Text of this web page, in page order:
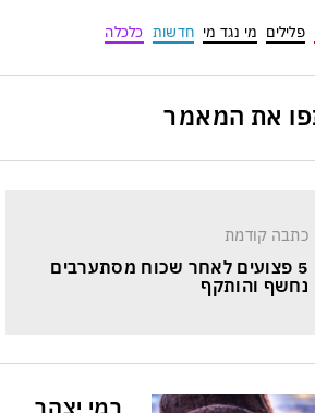
פלילים מי נגד מי חדשות כלכלה
את המאמר
כתבה קודמת
5 פצועים לאחר שכוח מסתערבים
נחשף והותקף